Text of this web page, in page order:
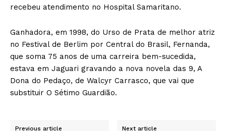
recebeu atendimento no Hospital Samaritano.
Ganhadora, em 1998, do Urso de Prata de melhor atriz
no Festival de Berlim por Central do Brasil, Fernanda,
que soma 75 anos de uma carreira bem-sucedida,
estava em Jaguari gravando a nova novela das 9, A
Dona do Pedaço, de Walcyr Carrasco, que vai que
substituir O Sétimo Guardião.
Previous article Next article